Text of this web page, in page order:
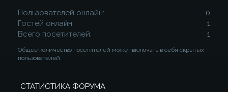
Пользователей онлайн
0
Гостей онлайн
1
Всего посетителей
1
Общее количество посетителей может включать в себя скрытых
пользователей.
СТАТИСТИКА ФОРУМА